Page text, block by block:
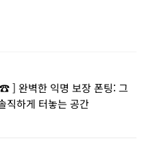
] 완벽한 익명 보장 폰팅: 그
직하게 터놓는 공간